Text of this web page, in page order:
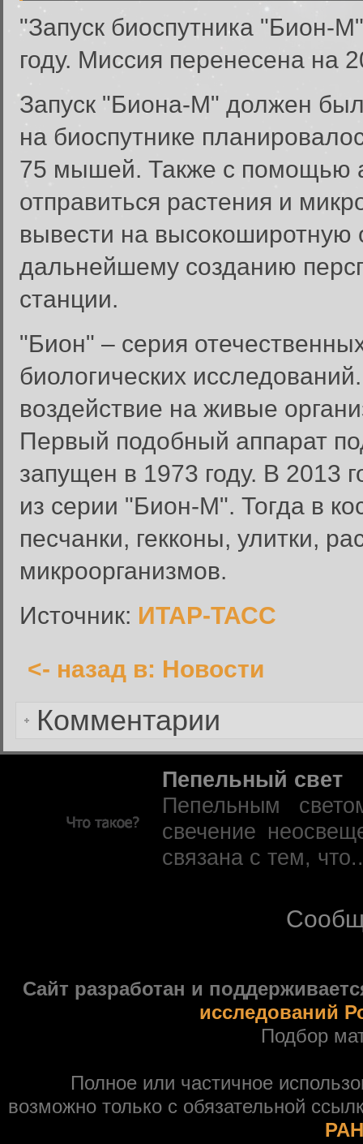
"Запуск биоспутника "Бион-
году. Миссия перенесена на
Запуск "Биона-М" должен был
на биоспутнике
75 мышей. Также с помощью
отправиться растения и
вывести на высокоширотную
дальнейшему созданию
станции.
"Бион" – серия
биологических
воздействие на живые
Первый подобный аппарат
запущен в 1973 году. В 2013
из серии "Бион-М". Тогда в
песчанки, гекконы, улитки,
микроорганизмов.
Источник: ИТАР-ТАСС
<- назад в: Новости
Комментарии
Вход в систему
Введите имя пользователя и
Вход в систему
Имя пользователя:
Забыли пароль?
Пепельный свет
Пепельным
свечение
связана с тем,
Сайт разработан и
исследований
Подбор
Полное или частичное
возможно только с обязательной